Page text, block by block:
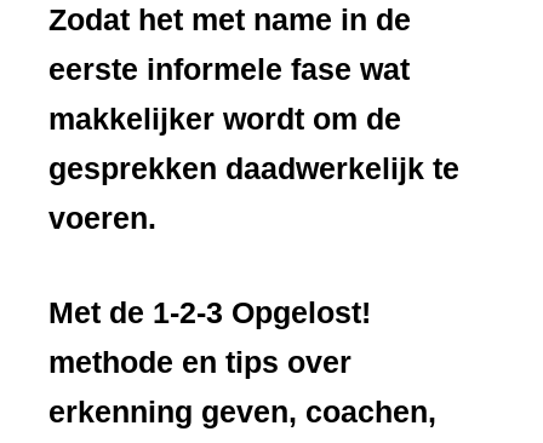
Zodat het met name in de
eerste informele fase wat
makkelijker wordt om de
gesprekken daadwerkelijk te
voeren.
Met de 1-2-3 Opgelost!
methode en tips over
erkenning geven, coachen,